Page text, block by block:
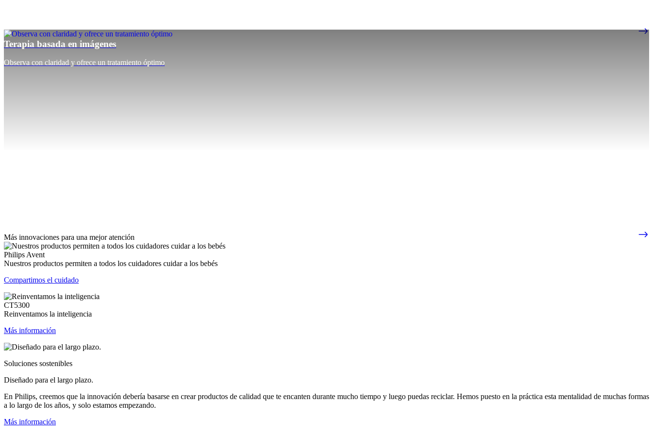
Terapia basada en imágenes
Observa con claridad y ofrece un tratamiento óptimo
Más innovaciones para una mejor atención
Philips Avent
Nuestros productos permiten a todos los cuidadores cuidar a los bebés
Compartimos el cuidado
CT5300
Reinventamos la inteligencia
Más información
Soluciones sostenibles
Diseñado para el largo plazo.
En Philips, creemos que la innovación debería basarse en crear productos de calidad que te encanten durante mucho tiempo y luego puedas reciclar. Hemos puesto en la práctica esta mentalidad de muchas formas
a lo largo de los años, y solo estamos empezando.
Más información